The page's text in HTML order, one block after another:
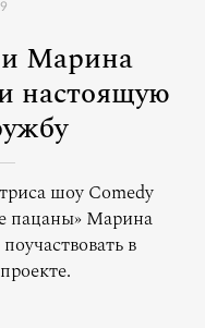
Марина
настоящую
шоу Comedy
пацаны» Марина
в